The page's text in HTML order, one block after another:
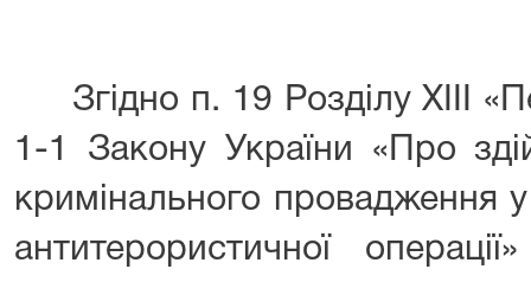
Згідно п. 19 Розділу XIII
1-1 Закону України «Про
кримінального провадження
антитерористичної